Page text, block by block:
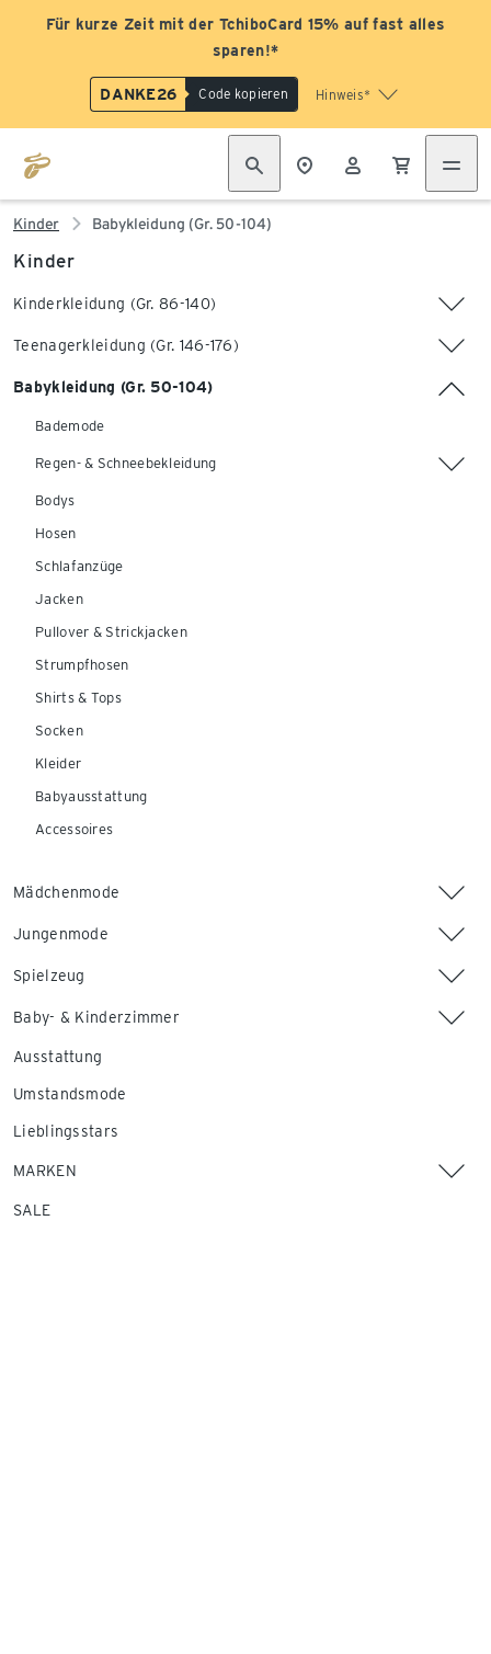
Für kurze Zeit mit der TchiboCard 15% auf fast alles
sparen!*
DANKE26 Code kopieren Hinweis*
Kinder Babykleidung (Gr. 50-104)
Kinder
Kinderkleidung (Gr. 86-140)
Teenagerkleidung (Gr. 146-176)
Babykleidung (Gr. 50-104)
Bademode
Regen- & Schneebekleidung
Bodys
Hosen
Schlafanzüge
Jacken
Pullover & Strickjacken
Strumpfhosen
Shirts & Tops
Socken
Kleider
Babyausstattung
Accessoires
Mädchenmode
Jungenmode
Spielzeug
Baby- & Kinderzimmer
Ausstattung
Umstandsmode
Lieblingsstars
MARKEN
SALE